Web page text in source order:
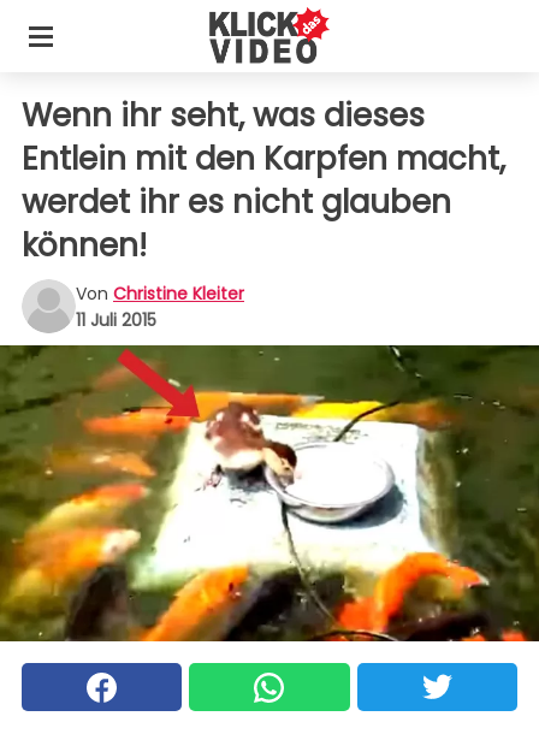
Wenn ihr seht, was dieses
Entlein mit den Karpfen macht,
werdet ihr es nicht glauben
können!
Von Christine Kleiter
11 Juli 2015